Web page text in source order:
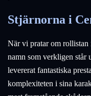
Stjärnorna i
När vi pratar om
namn som verkligen står
levererat fantastiska
komplexiteten i sina